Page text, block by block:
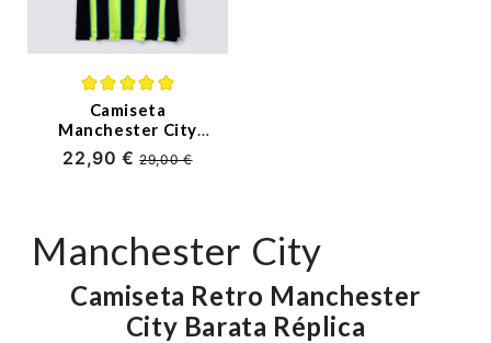
Camiseta
Manchester City
Segunda Equipación
Retro 1998/99 Verde
22,90 €29,00 €
Manchester City
Camiseta Retro Manchester
City Barata Réplica